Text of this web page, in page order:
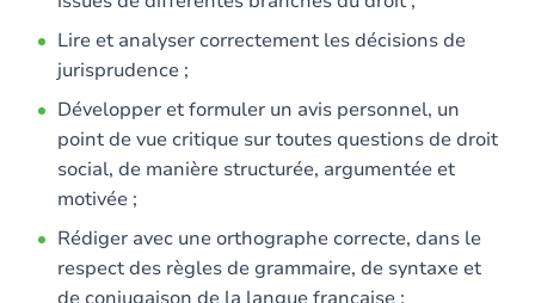
Lire et analyser correctement les décisions de
jurisprudence ;
Développer et formuler un avis personnel, un
point de vue critique sur toutes questions de droit
social, de manière structurée, argumentée et
motivée ;
Rédiger avec une orthographe correcte, dans le
respect des règles de grammaire, de syntaxe et